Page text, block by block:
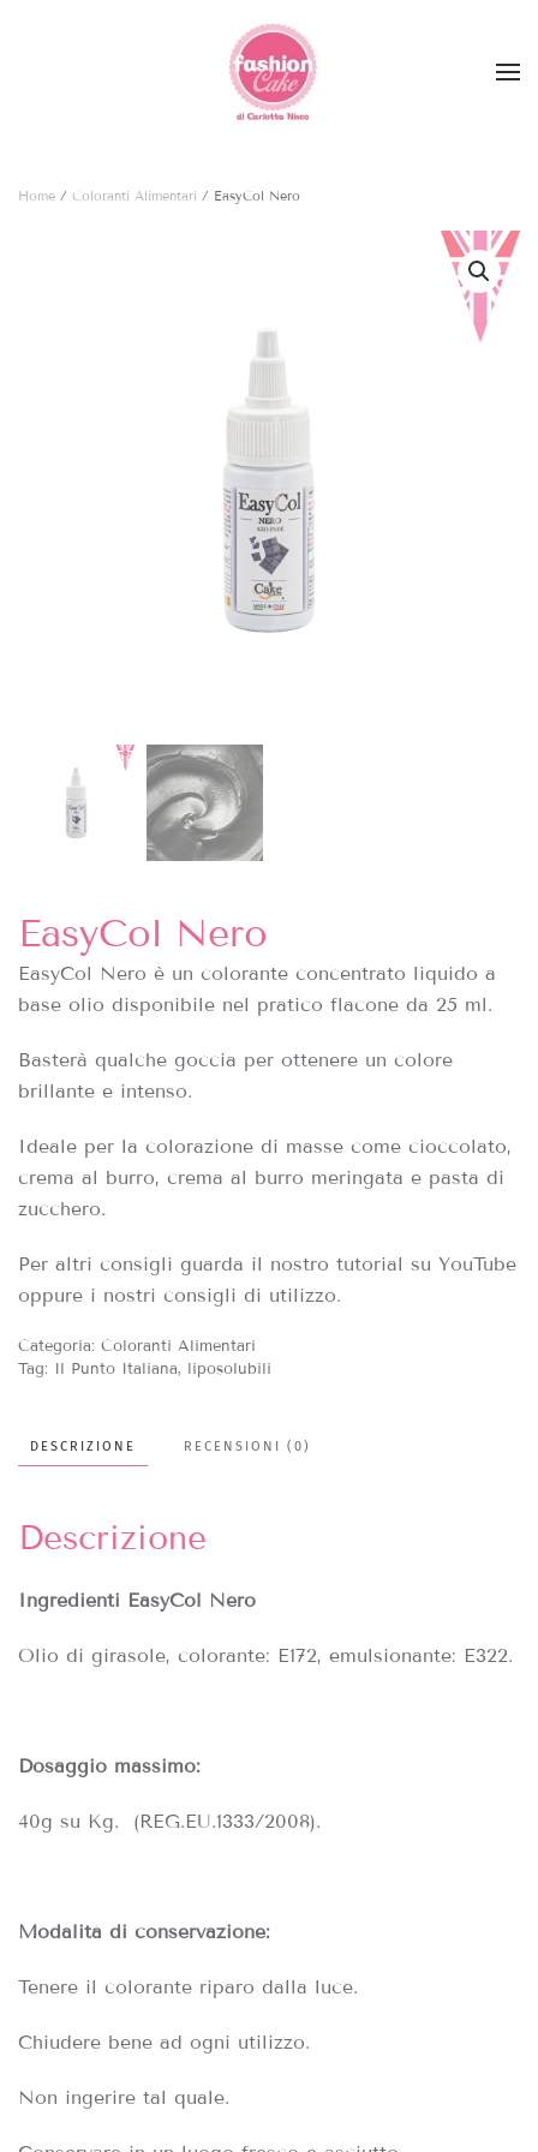
Skip to main content
Home / Coloranti Alimentari / EasyCol Nero
EasyCol Nero
EasyCol Nero è un colorante concentrato liquido a
base olio disponibile nel pratico flacone da 25 ml.
Basterà qualche goccia per ottenere un colore
brillante e intenso.
Ideale per la colorazione di masse come cioccolato,
crema al burro, crema al burro meringata e pasta di
zucchero.
Per altri consigli guarda il nostro tutorial su YouTube
oppure i nostri consigli di utilizzo.
Categoria: Coloranti Alimentari
Tag: Il Punto Italiana, liposolubili
DESCRIZIONE RECENSIONI (0)
Descrizione
Ingredienti EasyCol Nero
Olio di girasole, colorante: E172, emulsionante: E322.
Dosaggio massimo:
40g su Kg. (REG.EU.1333/2008).
Modalità di conservazione:
Tenere il colorante riparo dalla luce.
Chiudere bene ad ogni utilizzo.
Non ingerire tal quale.